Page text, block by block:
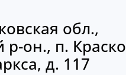
обл.,
он., п.
д. 117